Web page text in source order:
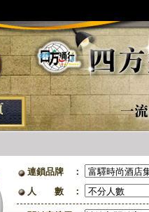
連鎖品牌 ：
人 數 ：